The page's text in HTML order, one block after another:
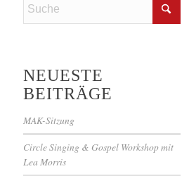
NEUESTE
BEITRÄGE
MAK-Sitzung
Circle Singing & Gospel Workshop mit
Lea Morris